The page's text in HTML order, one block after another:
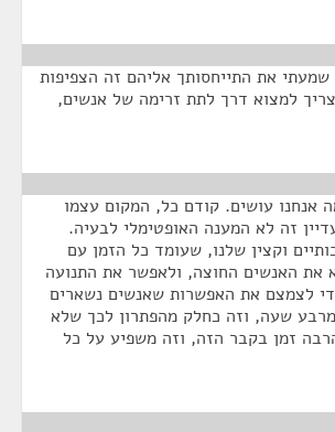
את התייחסותך אליהם זה הצפיפות
למצוא דרך לתת זרימה של אנשים,
אנחנו עושים. קודם כל, המקום עצמו
זה לא המענה האופטימלי לבעיה.
וקצין שלנו, שעומד כל הזמן עם
את האנשים החוצה, ולאפשר את התנועה
לצמצם את האפשרות שאנשים נשארים
שעה, וזה כחלק מהפתרון לכך שלא
זמן בקבר הזה, וזה משפיע על כל